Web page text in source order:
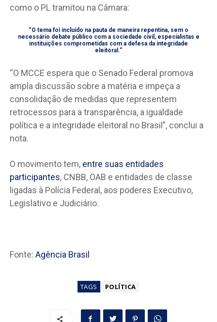
como o PL tramitou na Câmara:
“O tema foi incluído na pauta de maneira repentina, sem o
necessário debate público com a sociedade civil, especialistas e
instituições comprometidas com a defesa da integridade
eleitoral.”
“O MCCE espera que o Senado Federal promova
ampla discussão sobre a matéria e impeça a
consolidação de medidas que representem
retrocessos para a transparência, a igualdade
política e a integridade eleitoral no Brasil”, conclui a
nota.
O movimento tem, entre suas entidades
participantes, CNBB, OAB e entidades de classe
ligadas à Polícia Federal, aos poderes Executivo,
Legislativo e Judiciário.
Fonte: Agência Brasil
TAGS POLÍTICA